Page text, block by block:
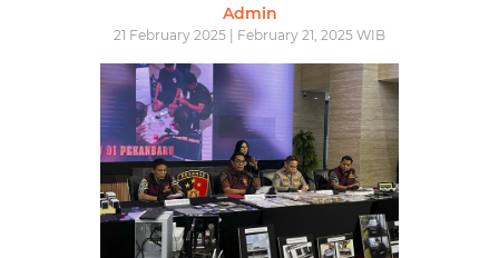
Admin
21 February 2025 | February 21, 2025 WIB